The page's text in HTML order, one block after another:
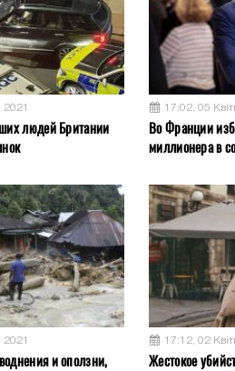
2021
людей Британии
17:02, 05
Во Франции
миллионера в
2021
и оползни,
17:12, 02
Жестокое